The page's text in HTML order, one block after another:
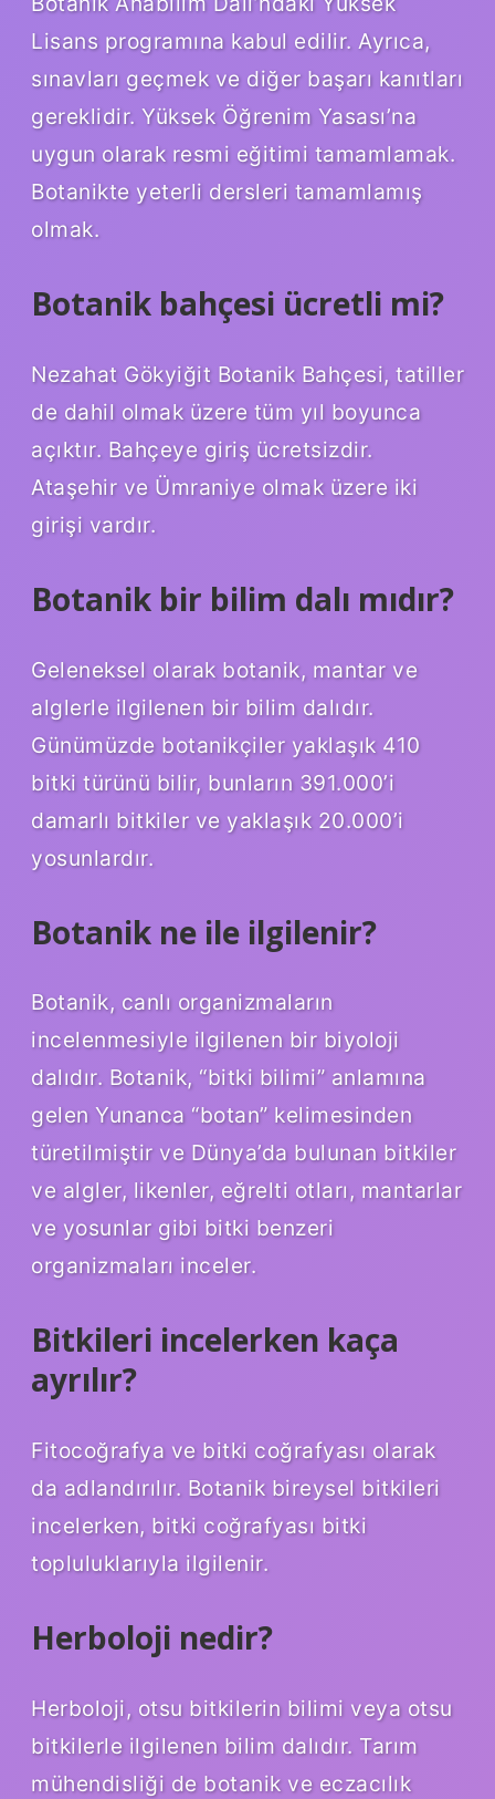
Lisans programına kabul edilir. Ayrıca,
sınavları geçmek ve diğer başarı kanıtları
gereklidir. Yüksek Öğrenim Yasası’na
uygun olarak resmi eğitimi tamamlamak.
Botanikte yeterli dersleri tamamlamış
olmak.
Botanik bahçesi ücretli mi?
Nezahat Gökyiğit Botanik Bahçesi, tatiller
de dahil olmak üzere tüm yıl boyunca
açıktır. Bahçeye giriş ücretsizdir.
Ataşehir ve Ümraniye olmak üzere iki
girişi vardır.
Botanik bir bilim dalı mıdır?
Geleneksel olarak botanik, mantar ve
alglerle ilgilenen bir bilim dalıdır.
Günümüzde botanikçiler yaklaşık 410
bitki türünü bilir, bunların 391.000’i
damarlı bitkiler ve yaklaşık 20.000’i
yosunlardır.
Botanik ne ile ilgilenir?
Botanik, canlı organizmaların
incelenmesiyle ilgilenen bir biyoloji
dalıdır. Botanik, “bitki bilimi” anlamına
gelen Yunanca “botan” kelimesinden
türetilmiştir ve Dünya’da bulunan bitkiler
ve algler, likenler, eğrelti otları, mantarlar
ve yosunlar gibi bitki benzeri
organizmaları inceler.
Bitkileri incelerken kaça
ayrılır?
Fitocoğrafya ve bitki coğrafyası olarak
da adlandırılır. Botanik bireysel bitkileri
incelerken, bitki coğrafyası bitki
topluluklarıyla ilgilenir.
Herboloji nedir?
Herboloji, otsu bitkilerin bilimi veya otsu
bitkilerle ilgilenen bilim dalıdır. Tarım
mühendisliği de botanik ve eczacılık